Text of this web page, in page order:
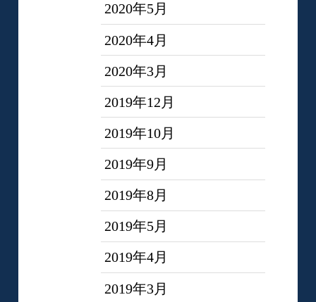
2020年5月
2020年4月
2020年3月
2019年12月
2019年10月
2019年9月
2019年8月
2019年5月
2019年4月
2019年3月